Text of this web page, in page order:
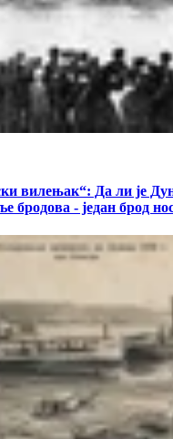
вилењак“: Да ли је
бродова - један брод